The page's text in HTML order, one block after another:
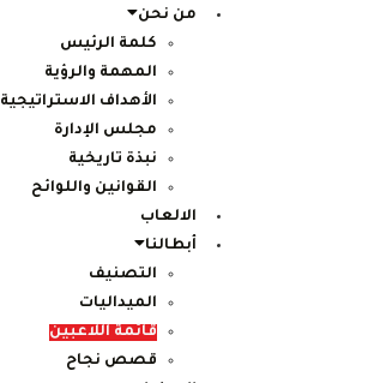
من نحن
كلمة الرئيس
المهمة والرؤية
الأهداف الاستراتيجية
مجلس الإدارة
نبذة تاريخية
القوانين واللوائح
الالعاب
أبطالنا
التصنيف
الميداليات
قائمة اللاعبين
قصص نجاح